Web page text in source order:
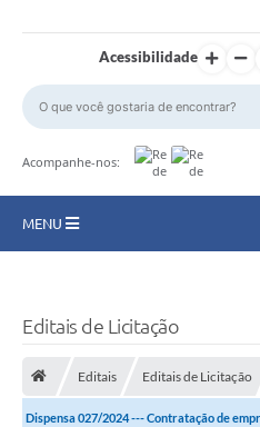
Acessibilidade
Acompanhe-nos:
MENU
Turismo
Ouvidoria
Editais de Licitação
Editais Editais de Licitação
Dispensa 027/2024 --- Contratação de